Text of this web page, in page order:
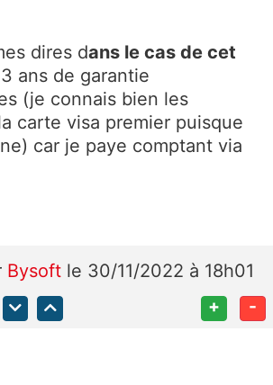
dires dans le cas de cet
ans de garantie
(je connais bien les
carte visa premier puisque
car je paye comptant via
Bysoft le 30/11/2022 à 18h01
+ -